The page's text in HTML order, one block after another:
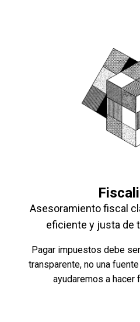
Asesoramiento fiscal
eficiente y justa de
Pagar impuestos debe
transparente, no una
ayudaremos a hacer